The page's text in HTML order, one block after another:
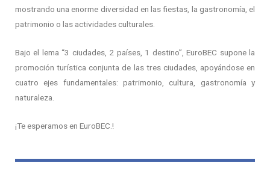
mostrando una enorme diversidad en las fiestas, la gastronomía, el
patrimonio o las actividades culturales.
Bajo el lema “3 ciudades, 2 países, 1 destino”, EuroBEC supone la
promoción turística conjunta de las tres ciudades, apoyándose en
cuatro ejes fundamentales: patrimonio, cultura, gastronomía y
naturaleza.
¡Te esperamos en EuroBEC.!